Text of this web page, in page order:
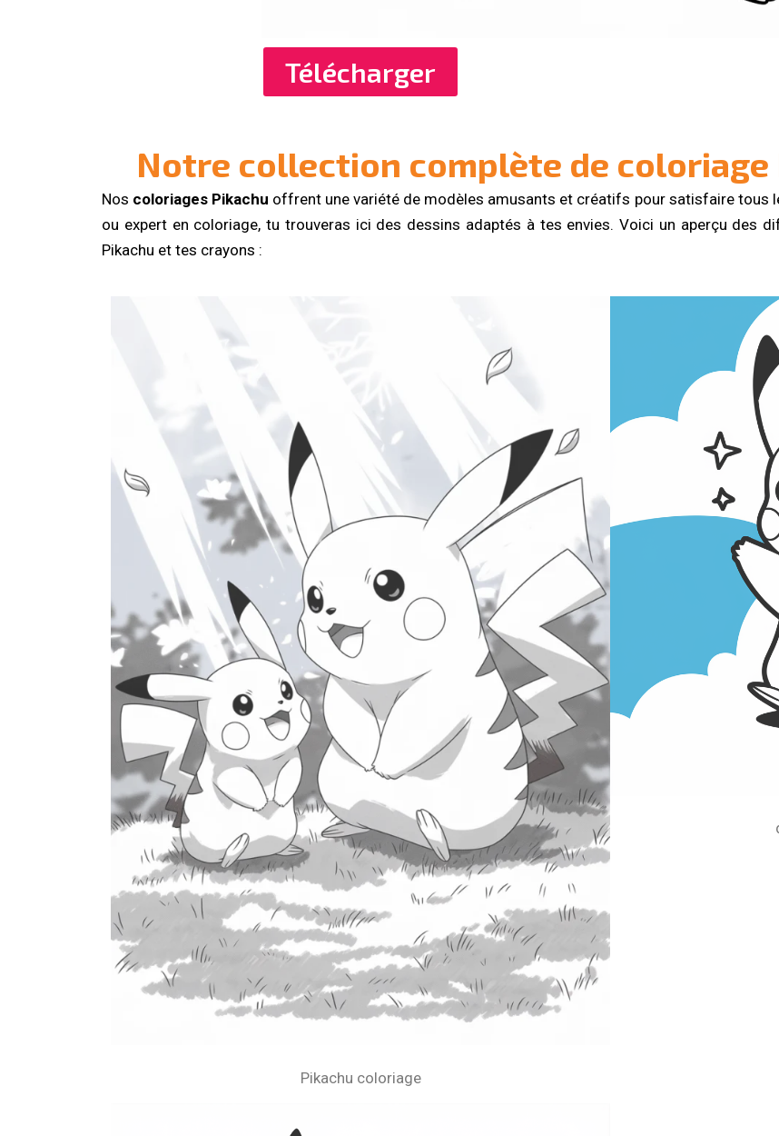
Télécharger
Notre collection complète de coloriage
Nos coloriages Pikachu offrent une variété de modèles amusants et créatifs pour satisfaire tous
ou expert en coloriage, tu trouveras ici des dessins adaptés à tes envies. Voici un aperçu des
Pikachu et tes crayons :
Pikachu coloriage